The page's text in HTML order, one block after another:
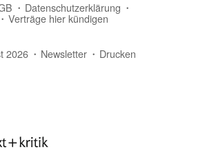
Datenschutzerklärung
Verträge hier kündigen
2026 Newsletter Drucken